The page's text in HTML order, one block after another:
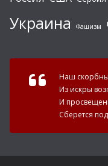
Украина Фашизм
Наш
Из искры
И
Сберется